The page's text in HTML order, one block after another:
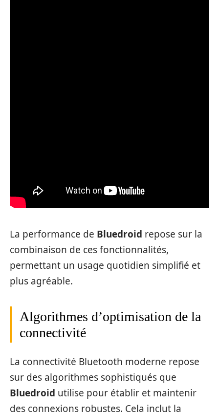
La performance de Bluedroid repose sur la
combinaison de ces fonctionnalités,
permettant un usage quotidien simplifié et
plus agréable.
Algorithmes d’optimisation de la
connectivité
La connectivité Bluetooth moderne repose
sur des algorithmes sophistiqués que
Bluedroid utilise pour établir et maintenir
des connexions robustes. Cela inclut la